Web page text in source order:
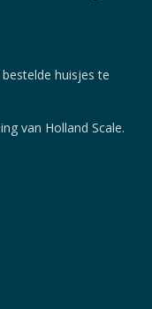
huisjes te
van Holland Scale.